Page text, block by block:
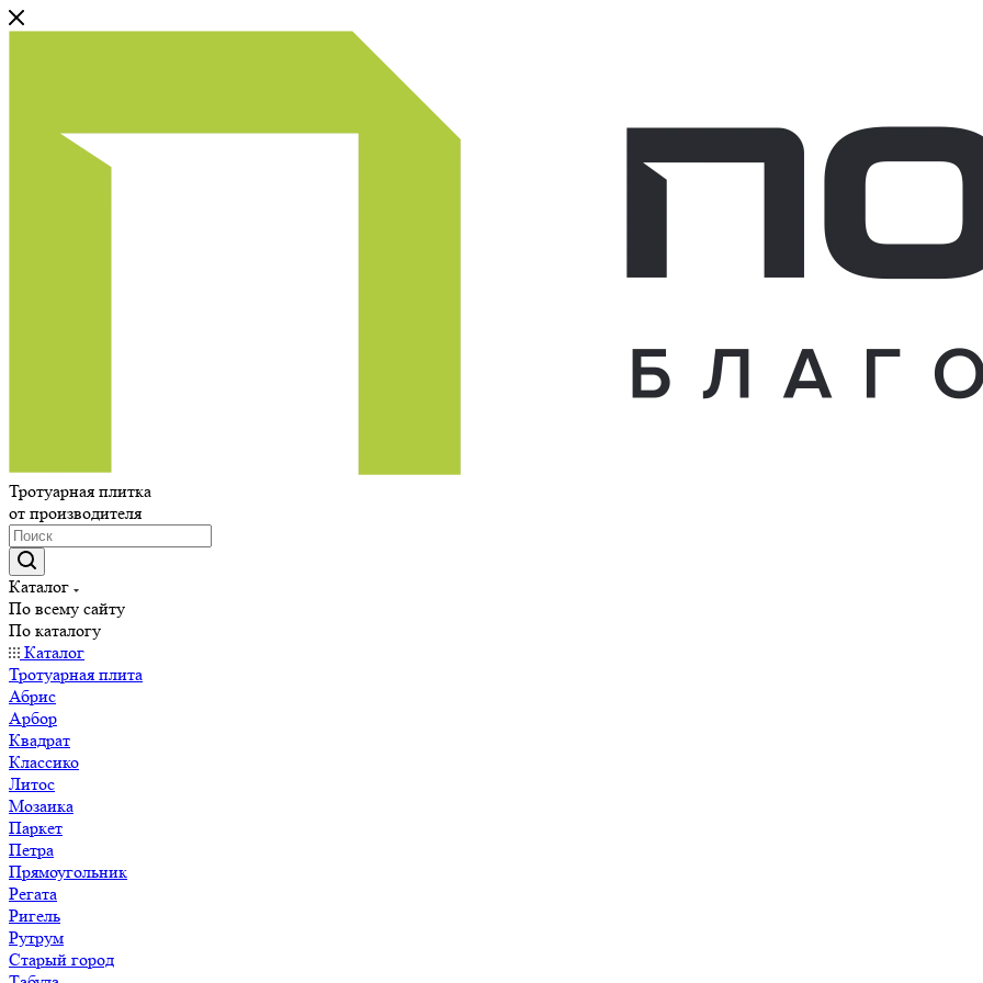
Тротуарная плитка
от производителя
Каталог
По всему сайту
По каталогу
Каталог
Тротуарная плита
Абрис
Арбор
Квадрат
Классико
Литос
Мозаика
Паркет
Петра
Прямоугольник
Регата
Ригель
Рутрум
Старый город